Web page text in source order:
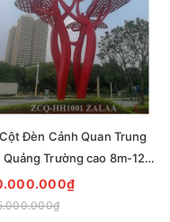
Đèn Cảnh Quan Trung
Quảng Trường cao 8m-12m
HH1001 ZALAA Fortune
Series